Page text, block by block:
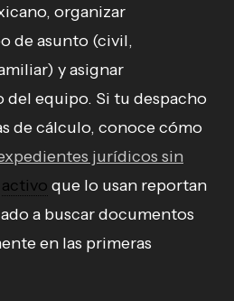
organizar
de asunto (civil,
y asignar
del equipo. Si tu despacho
de cálculo, conoce cómo
jurídicos sin
activo que lo usan reportan
a buscar documentos
en las primeras